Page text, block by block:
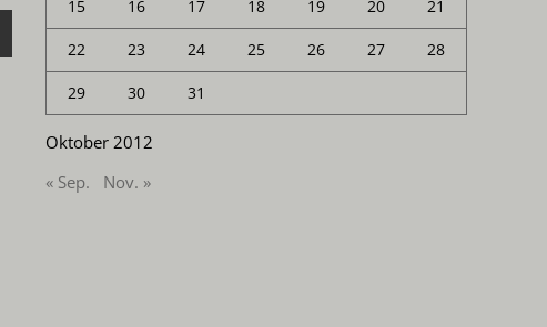
Oktober 2012
15 16 17 18 19 20 21
22 23 24 25 26 27 28
29 30 31
« Sep. Nov. »